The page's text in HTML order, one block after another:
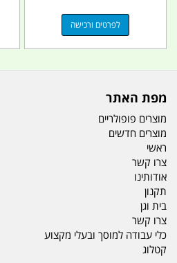
לפרטים ורכישה
מפת האתר
מוצרים פופולריים
מוצרים חדשים
ראשי
צרו קשר
אודותינו
תקנון
בית וגן
צרו קשר
כלי עבודה למוסך ובעלי מקצוע
קטלוג